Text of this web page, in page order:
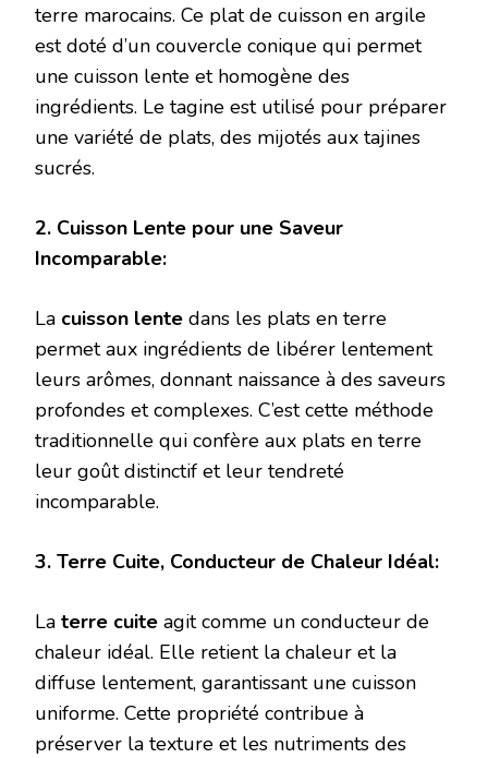
terre marocains. Ce plat de cuisson en argile
est doté d’un couvercle conique qui permet
une cuisson lente et homogène des
ingrédients. Le tagine est utilisé pour préparer
une variété de plats, des mijotés aux tajines
sucrés.
2. Cuisson Lente pour une Saveur
Incomparable:
La cuisson lente dans les plats en terre
permet aux ingrédients de libérer lentement
leurs arômes, donnant naissance à des saveurs
profondes et complexes. C’est cette méthode
traditionnelle qui confère aux plats en terre
leur goût distinctif et leur tendreté
incomparable.
3. Terre Cuite, Conducteur de Chaleur Idéal:
La terre cuite agit comme un conducteur de
chaleur idéal. Elle retient la chaleur et la
diffuse lentement, garantissant une cuisson
uniforme. Cette propriété contribue à
préserver la texture et les nutriments des